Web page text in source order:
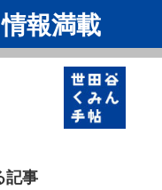
報満載
記事